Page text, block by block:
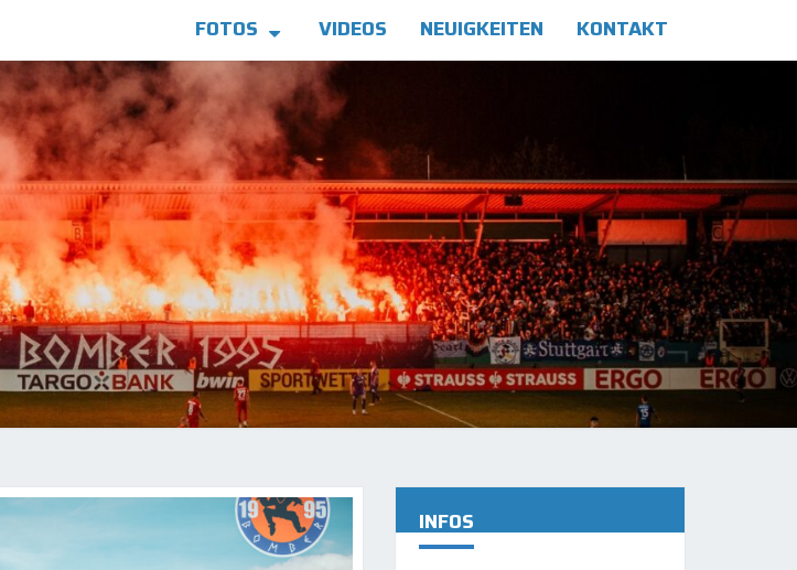
FOTOS VIDEOS NEUIGKEITEN KONTAKT
INFOS